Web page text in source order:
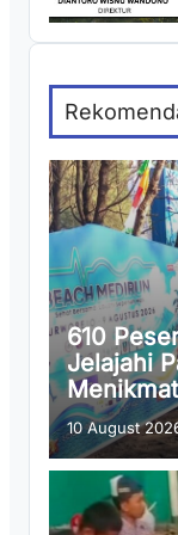
610
Jelajahi
10 August